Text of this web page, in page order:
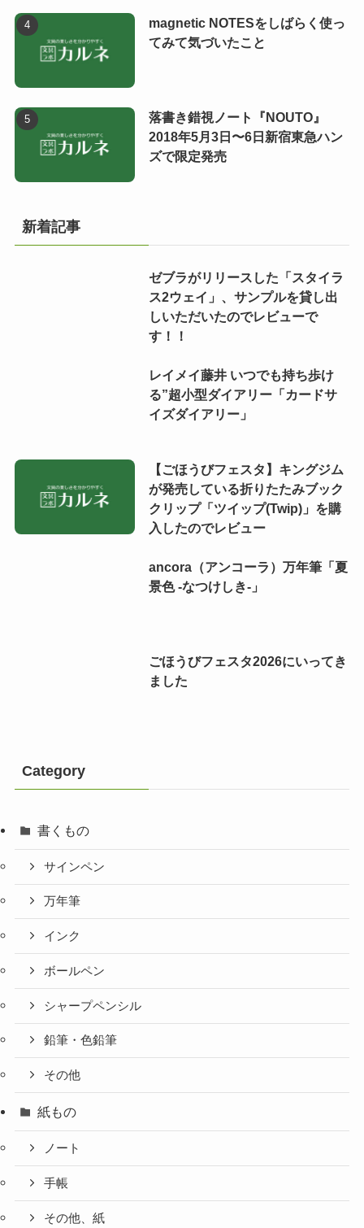
magnetic NOTESをしばらく使っ
てみて気づいたこと
落書き錯視ノート『NOUTO』
2018年5月3日〜6日新宿東急ハン
ズで限定発売
新着記事
ゼブラがリリースした「スタイラ
ス2ウェイ」、サンプルを貸し出
しいただいたのでレビューで
す！！
レイメイ藤井 いつでも持ち歩け
る”超小型ダイアリー「カードサ
イズダイアリー」
【ごほうびフェスタ】キングジム
が発売している折りたたみブック
クリップ「ツイップ(Twip)」を購
入したのでレビュー
ancora（アンコーラ）万年筆「夏
景色 -なつけしき-」
ごほうびフェスタ2026にいってき
ました
Category
書くもの
サインペン
万年筆
インク
ボールペン
シャープペンシル
鉛筆・色鉛筆
その他
紙もの
ノート
手帳
その他、紙